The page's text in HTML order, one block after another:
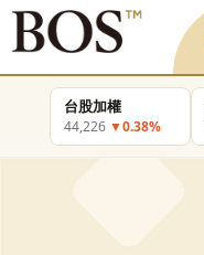
台股加權
44,226 ▼0.38%